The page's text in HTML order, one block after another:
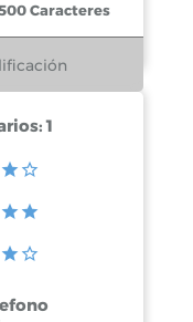
Caracteres
1